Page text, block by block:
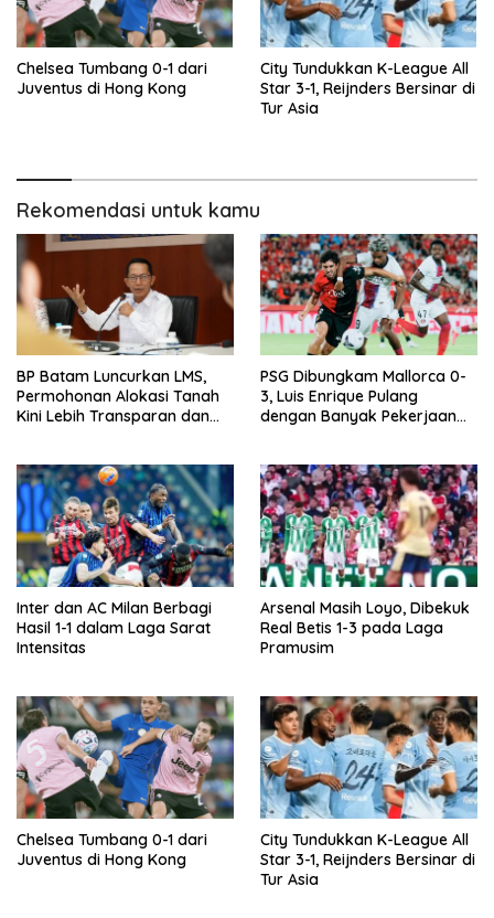
Chelsea Tumbang 0-1 dari
Juventus di Hong Kong
City Tundukkan K-League All
Star 3-1, Reijnders Bersinar di
Tur Asia
Rekomendasi untuk kamu
BP Batam Luncurkan LMS,
Permohonan Alokasi Tanah
Kini Lebih Transparan dan
PSG Dibungkam Mallorca 0-
3, Luis Enrique Pulang
dengan Banyak Pekerjaan
Inter dan AC Milan Berbagi
Hasil 1-1 dalam Laga Sarat
Intensitas
Arsenal Masih Loyo, Dibekuk
Real Betis 1-3 pada Laga
Pramusim
Chelsea Tumbang 0-1 dari
Juventus di Hong Kong
City Tundukkan K-League All
Star 3-1, Reijnders Bersinar di
Tur Asia